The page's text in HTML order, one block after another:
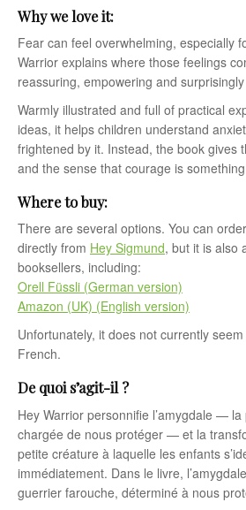
Why we love it:
Fear can feel overwhelming, especially
Warrior explains where those feelings
reassuring, empowering and
Warmly illustrated and full of practical
ideas, it helps children understand
frightened by it. Instead, the book gives
and the sense that courage is
Where to buy:
There are several options. You can
directly from Hey Sigmund, but it is also
booksellers, including:
Orell Füssli (German version)
Amazon (UK) (English version)
Unfortunately, it does not currently
French.
De quoi s’agit-il ?
Hey Warrior personnifie l’amygdale —
chargée de nous protéger — et la
petite créature à laquelle les enfants
immédiatement. Dans le livre,
guerrier farouche, déterminé à nous